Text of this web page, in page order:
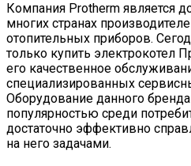
Компания Protherm является
многих странах
отопительных приборов.
только купить электрокотел
его качественное
специализированных
Оборудование данного
популярностью среди
достаточно эффективно
на него задачами.